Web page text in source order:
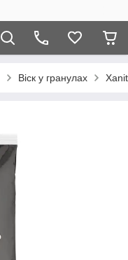
Віск у гранулах